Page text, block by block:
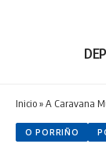
Inicio»A Caravana
O PORRIÑO